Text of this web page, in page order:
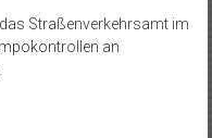
Straßenverkehrsamt im
an